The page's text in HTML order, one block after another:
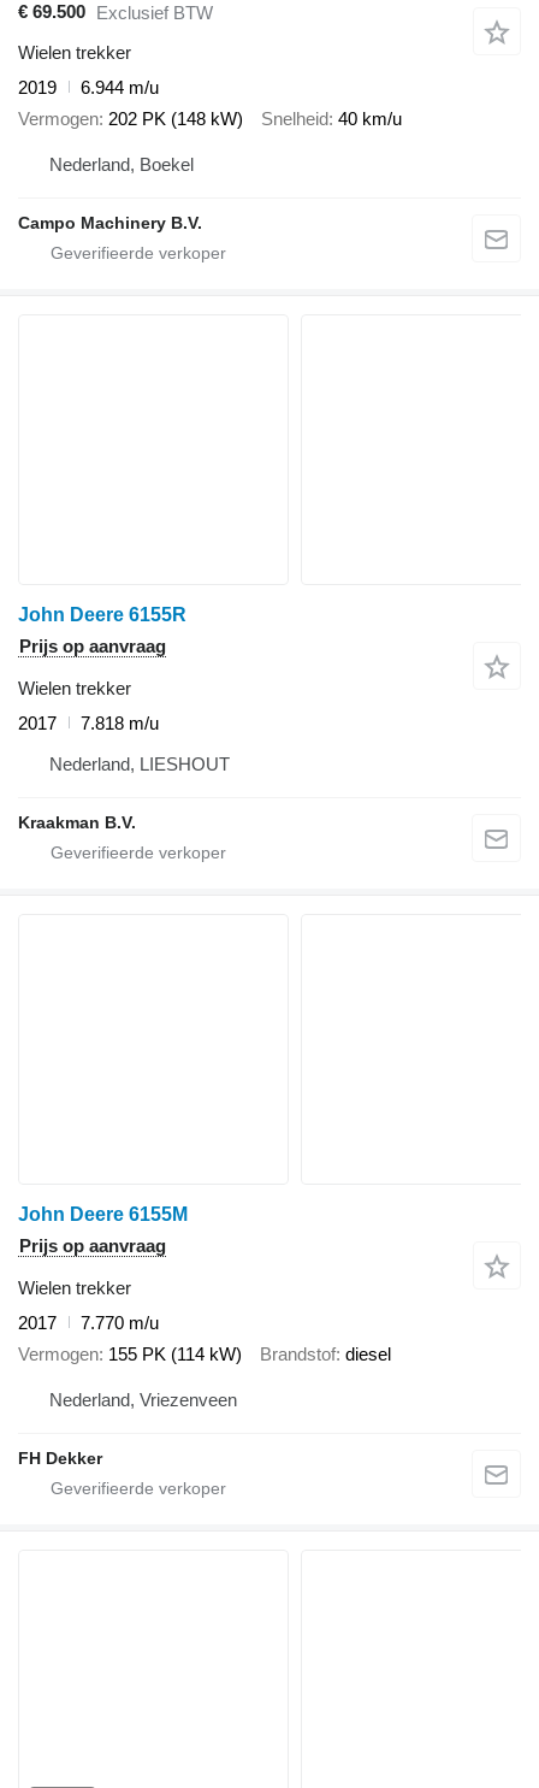
€ 69.500
Exclusief BTW
Wielen trekker
2019
6.944 m/u
Vermogen 202 PK (148 kW) Snelheid 40 km/u
Nederland, Boekel
Campo Machinery B.V.
John Deere 6155R
Prijs op aanvraag
Wielen trekker
2017
7.818 m/u
Nederland, LIESHOUT
Kraakman B.V.
John Deere 6155M
Prijs op aanvraag
Wielen trekker
2017
7.770 m/u
Vermogen 155 PK (114 kW) Brandstof diesel
Nederland, Vriezenveen
FH Dekker